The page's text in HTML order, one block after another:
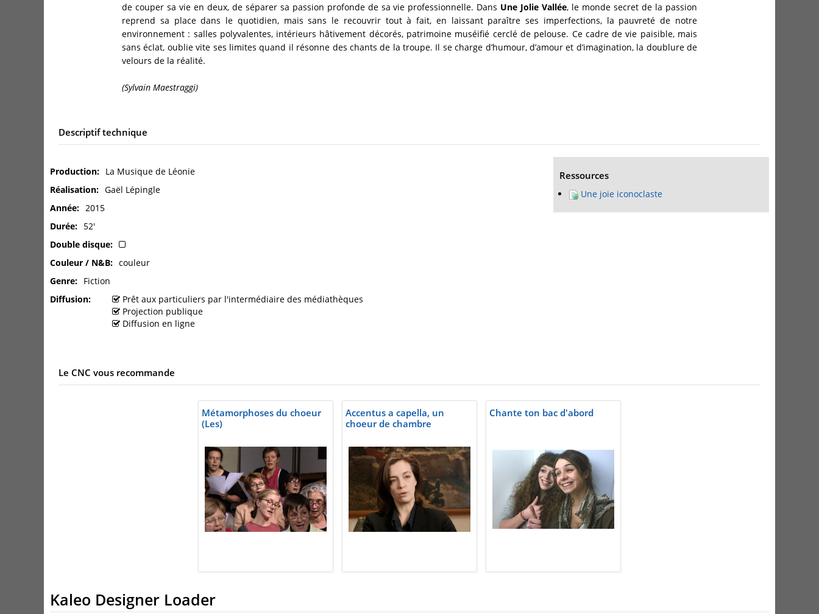
de couper sa vie en deux, de séparer sa passion profonde de sa vie professionnelle. Dans Une Jolie Vallée, le monde secret de la passion
reprend sa place dans le quotidien, mais sans le recouvrir tout à fait, en laissant paraître ses imperfections, la pauvreté de notre
environnement : salles polyvalentes, intérieurs hâtivement décorés, patrimoine muséifié cerclé de pelouse. Ce cadre de vie paisible, mais
sans éclat, oublie vite ses limites quand il résonne des chants de la troupe. Il se charge d’humour, d’amour et d’imagination, la doublure de
velours de la réalité.
(Sylvain Maestraggi)
Descriptif technique
Production
La Musique de Léonie
Réalisation
Gaël Lépingle
Année
2015
Durée
52'
Double disque
Couleur / N&B
couleur
Genre
Fiction
Diffusion
Prêt aux particuliers par l'intermédiaire des médiathèques
Projection publique
Diffusion en ligne
Ressources
Une joie iconoclaste
Le CNC vous recommande
Métamorphoses du choeur
(Les)
Accentus a capella, un
choeur de chambre
Chante ton bac d'abord
Kaleo Designer Loader